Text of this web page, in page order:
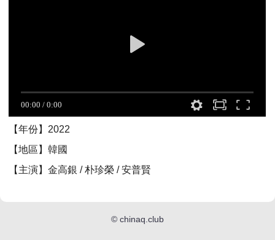
【年份】2022
【地區】韓國
【主演】金高銀 / 朴珍榮 / 安普賢
© chinaq.club